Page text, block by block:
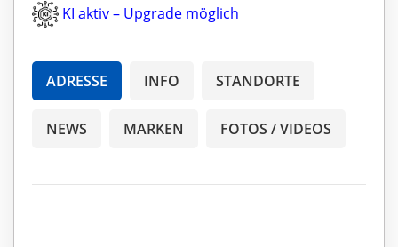
KI aktiv – Upgrade möglich
ADRESSE INFO STANDORTE
NEWS MARKEN FOTOS / VIDEOS